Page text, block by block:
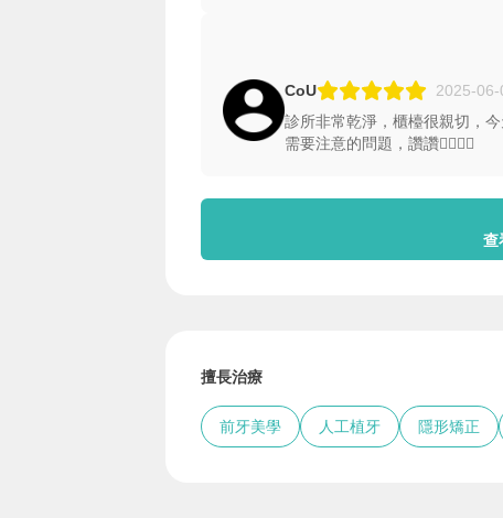
CoU
2025-
診所非常乾淨，櫃檯很親切，
需要注意的問題，讚讚👍🏻👍🏻
查
擅長治療
前牙美學 人工植牙 隱形矯正